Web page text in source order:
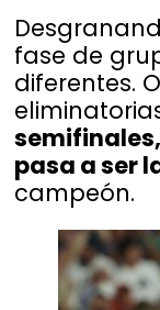
fase de
diferentes.
pasa a ser
campeón.